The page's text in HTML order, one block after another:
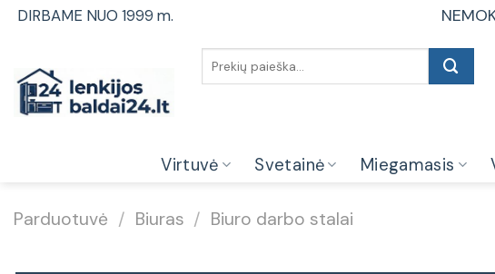
SkipDIRBAME NUO 1999 m.
Virtuvė Svetainė Miegamasis
Parduotuvė / Biuras / Biuro darbo stalai